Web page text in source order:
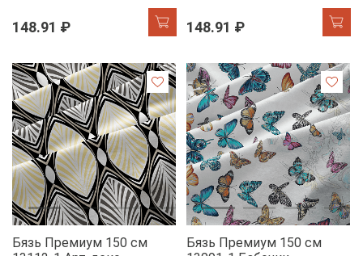
148.91 ₽ 148.91 ₽
Бязь Премиум 150 см
Бязь Премиум 150 см